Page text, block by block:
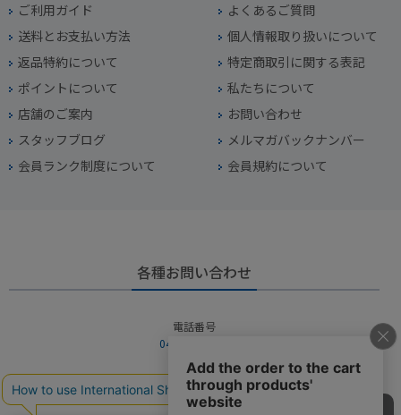
ご利用ガイド
よくあるご質問
送料とお支払い方法
個人情報取り扱いについて
返品特約について
特定商取引に関する表記
ポイントについて
私たちについて
店舗のご案内
お問い合わせ
スタッフブログ
メルマガバックナンバー
会員ランク制度について
会員規約について
各種お問い合わせ
電話番号
045-949-2451
営業時間
10：00～19：00